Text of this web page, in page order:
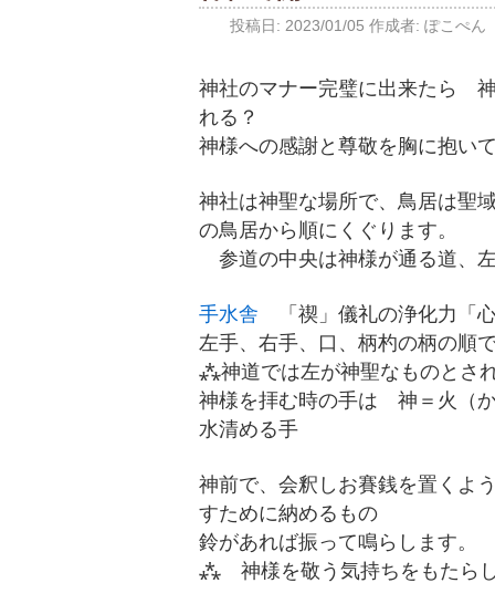
投稿日: 2023/01/05 作成者: ぽこぺん
神社のマナー完璧に出来たら
れる？
神様への感謝と尊敬を胸に抱い
神社は神聖な場所で、鳥居は聖
の鳥居から順にくぐります。
参道の中央は神様が通る道、
手水舎 「禊」儀礼の浄化力「
左手、右手、口、柄杓の柄の順
⁂神道では左が神聖なものとさ
神様を拝む時の手は 神＝火（
水清める手
神前で、会釈しお賽銭を置くよ
すために納めるもの
鈴があれば振って鳴らします。
⁂ 神様を敬う気持ちをもたら